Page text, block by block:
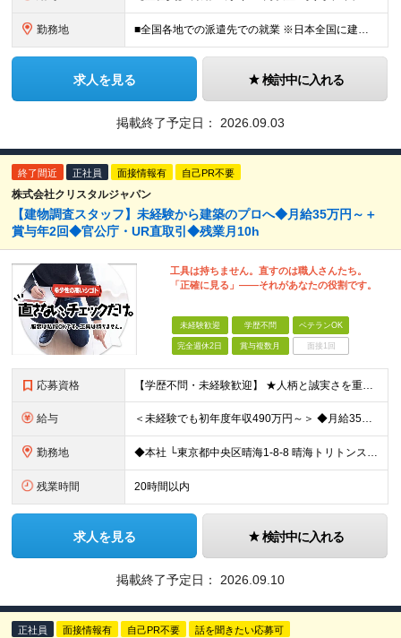
勤務地 ■全国各地での派遣先での就業 ※日本全国に建設技術者のニーズがあります。U・Iターン希望の方も歓迎しておりますので、ご希望を気軽にお聞かせください。 ◆本社／東京都港区赤坂3-8-15 THE AK
求人を見る 検討中に入れる
掲載終了予定日： 2026.09.03
終了間近 正社員 面接情報有 自己PR不要
株式会社クリスタルジャパン
【建物調査スタッフ】未経験から建築のプロへ◆月給35万円～＋
賞与年2回◆官公庁・UR直取引◆残業月10h
工具は持ちません。直すのは職人さんたち。
「正確に見る」――それがあなたの役割です。
未経験歓迎 学歴不問 ベテランOK
完全週休2日 賞与複数月 面接1回
応募資格 【学歴不問・未経験歓迎】 ★人柄と誠実さを重視した採用です ◆社会人経験が1年以上ある方 （正社員または契約社員としての就業経験） ※普通自動車免許はあればなお可（必須ではありません） 《こんな
給与 ＜未経験でも初年度年収490万円～＞ ◆月給35万円～65万円＋賞与年2回（7月・12月） 【なぜ未経験に35万円を払えるのか】 UR都市機構様・日本郵政様・官公庁との直取引で中間マージンがなく、修
勤務地 ◆本社 └東京都中央区晴海1-8-8 晴海トリトンスクエアオフィスタワー W棟16F ＼＼オフィスタワー内には商業施設が多数併設／／ カフェやレストラン、コンビニやスーパー、 100円ショップなど様
残業時間 20時間以内
求人を見る 検討中に入れる
掲載終了予定日： 2026.09.10
正社員 面接情報有 自己PR不要 話を聞きたい応募可